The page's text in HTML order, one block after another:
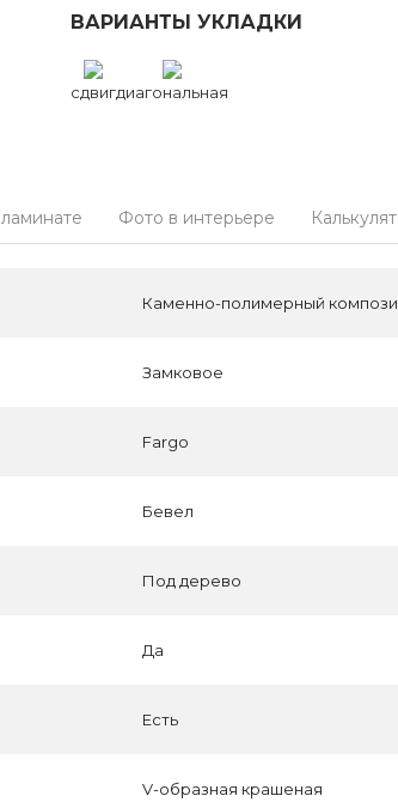
ВАРИАНТЫ УКЛАДКИ
сдвигдиагональная
Фото в интерьере
Каменно-полимерный
Замковое
Fargo
Бевел
Под дерево
Да
Есть
V-образная крашеная